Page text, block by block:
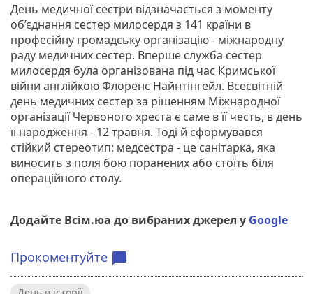
День медичної сестри відзначається з моменту
об’єднання сестер милосердя з 141 країни в
професійну громадську організацію - міжнародну
раду медичних сестер. Вперше служба сестер
милосердя була організована під час Кримської
війни англійкою Флоренс Найнтінгейл. Всесвітній
день медичних сестер за рішенням Міжнародної
організації Червоного хреста є саме в її честь, в день
її народження - 12 травня. Тоді й сформувався
стійкий стереотип: медсестра - це санітарка, яка
виносить з поля бою поранених або стоїть біля
операційного столу.
Додайте Всім.юа до вибраних джерел у Google
Прокоментуйте chat_bubble